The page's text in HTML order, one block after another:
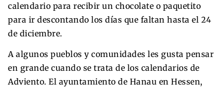
calendario para recibir un chocolate o paquetito
para ir descontando los días que faltan hasta el 24
de diciembre.
A algunos pueblos y comunidades les gusta pensar
en grande cuando se trata de los calendarios de
Adviento. El ayuntamiento de Hanau en Hessen,